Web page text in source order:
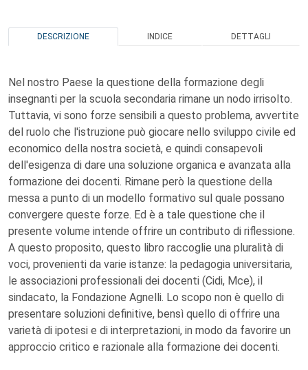
DESCRIZIONE INDICE DETTAGLI
Nel nostro Paese la questione della formazione degli
insegnanti per la scuola secondaria rimane un nodo irrisolto.
Tuttavia, vi sono forze sensibili a questo problema, avvertite
del ruolo che l'istruzione può giocare nello sviluppo civile ed
economico della nostra società, e quindi consapevoli
dell'esigenza di dare una soluzione organica e avanzata alla
formazione dei docenti. Rimane però la questione della
messa a punto di un modello formativo sul quale possano
convergere queste forze. Ed è a tale questione che il
presente volume intende offrire un contributo di riflessione.
A questo proposito, questo libro raccoglie una pluralità di
voci, provenienti da varie istanze: la pedagogia universitaria,
le associazioni professionali dei docenti (Cidi, Mce), il
sindacato, la Fondazione Agnelli. Lo scopo non è quello di
presentare soluzioni definitive, bensì quello di offrire una
varietà di ipotesi e di interpretazioni, in modo da favorire un
approccio critico e razionale alla formazione dei docenti.